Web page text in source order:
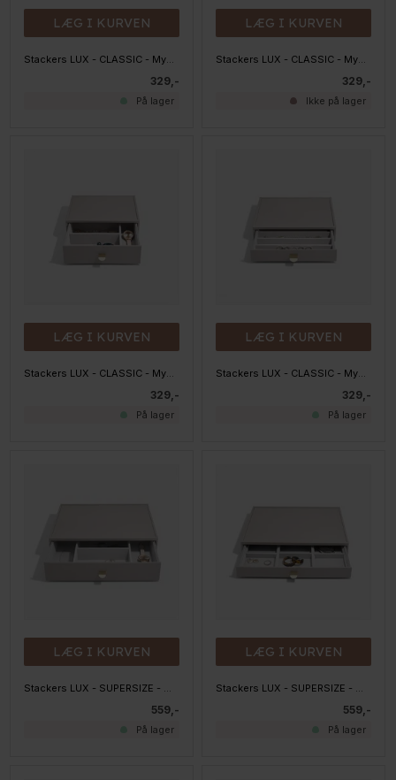
LÆG I KURVEN
329,-
På lager
LÆG I KURVEN
329,-
Ikke på lager
LÆG I KURVEN
Stackers LUX - CLASSIC - Mystacker LUX - 3 rum, Taupe
329,-
På lager
LÆG I KURVEN
Stackers LUX - CLASSIC - Mystacker LUX - 5 rum, Taupe
329,-
På lager
LÆG I KURVEN
Stackers LUX - SUPERSIZE - Mystacker LUX - 8 rum, Taupe
559,-
På lager
LÆG I KURVEN
Stackers LUX - SUPERSIZE - Mystacker LUX - 9 rum, Taupe
559,-
På lager